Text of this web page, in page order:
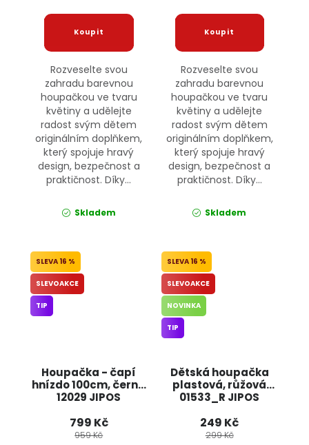
Rozveselte svou
zahradu barevnou
houpačkou ve tvaru
květiny a udělejte
radost svým dětem
originálním doplňkem,
který spojuje hravý
design, bezpečnost a
praktičnost. Díky...
Skladem
Rozveselte svou
zahradu barevnou
houpačkou ve tvaru
květiny a udělejte
radost svým dětem
originálním doplňkem,
který spojuje hravý
design, bezpečnost a
praktičnost. Díky...
Skladem
Houpačka - čapí
hnízdo 100cm, černá
12029 JIPOS
16 %
SLEVOAKCE
TIP
799 Kč
959 Kč
Dětská houpačka
plastová, růžová
01533_R JIPOS
16 %
SLEVOAKCE
NOVINKA
TIP
249 Kč
299 Kč